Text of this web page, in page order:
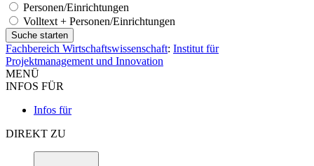
Personen/Einrichtungen
Volltext + Personen/Einrichtungen
Fachbereich Wirtschaftswissenschaft: Institut für
Projektmanagement und Innovation
MENÜ
INFOS FÜR
Infos für
DIREKT ZU